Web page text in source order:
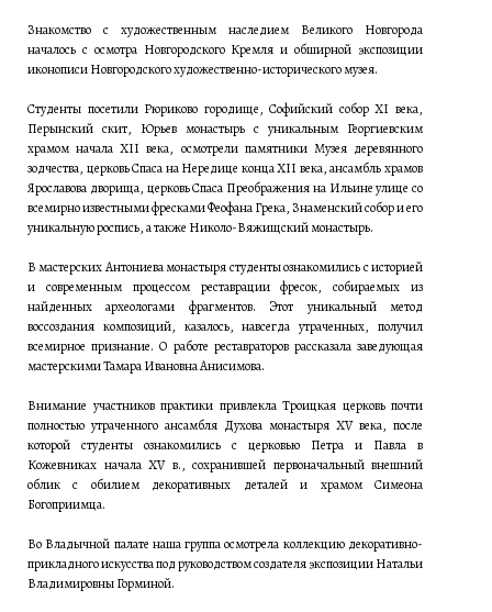
Знакомство с художественным наследием Великого Новгорода
началось с осмотра Новгородского Кремля и обширной экспозиции
иконописи Новгородского художественно-исторического музея.
Студенты посетили Рюриково городище, Софийский собор XI века,
Перынский скит, Юрьев монастырь с уникальным Георгиевским
храмом начала XII века, осмотрели памятники Музея деревянного
зодчества, церковь Спаса на Нередице конца XII века, ансамбль храмов
Ярославова дворища, церковь Спаса Преображения на Ильине улице со
всемирно известными фресками Феофана Грека, Знаменский собор и его
уникальную роспись, а также Николо-Вяжищский монастырь.
В мастерских Антониева монастыря студенты ознакомились с историей
и современным процессом реставрации фресок, собираемых из
найденных археологами фрагментов. Этот уникальный метод
воссоздания композиций, казалось, навсегда утраченных, получил
всемирное признание. О работе реставраторов рассказала заведующая
мастерскими Тамара Ивановна Анисимова.
Внимание участников практики привлекла Троицкая церковь почти
полностью утраченного ансамбля Духова монастыря XV века, после
которой студенты ознакомились с церковью Петра и Павла в
Кожевниках начала XV в., сохранившей первоначальный внешний
облик с обилием декоративных деталей и храмом Симеона
Богоприимца.
Во Владычной палате наша группа осмотрела коллекцию декоративно-
прикладного искусства под руководством создателя экспозиции Натальи
Владимировны Горминой.